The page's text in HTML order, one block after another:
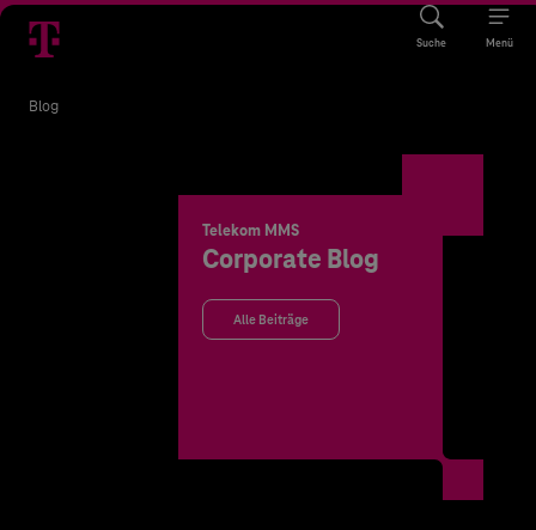
Suche Menü
Blog
Telekom MMS
Corporate Blog
Alle Beiträge